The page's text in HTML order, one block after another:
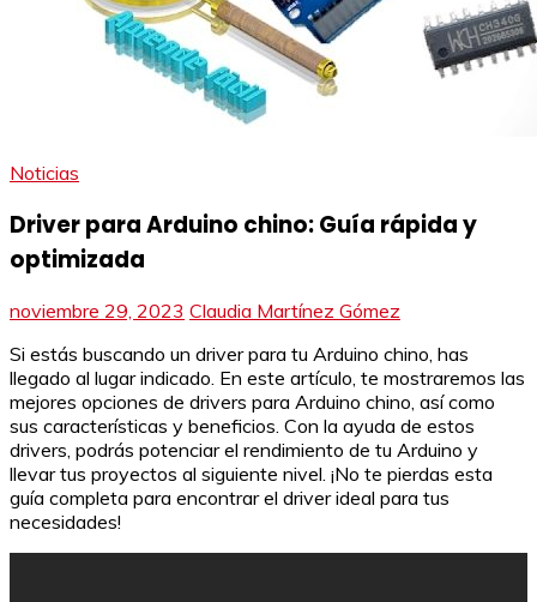
Noticias
Driver para Arduino chino: Guía rápida y
optimizada
noviembre 29, 2023 Claudia Martínez Gómez
Si estás buscando un driver para tu Arduino chino, has
llegado al lugar indicado. En este artículo, te mostraremos las
mejores opciones de drivers para Arduino chino, así como
sus características y beneficios. Con la ayuda de estos
drivers, podrás potenciar el rendimiento de tu Arduino y
llevar tus proyectos al siguiente nivel. ¡No te pierdas esta
guía completa para encontrar el driver ideal para tus
necesidades!